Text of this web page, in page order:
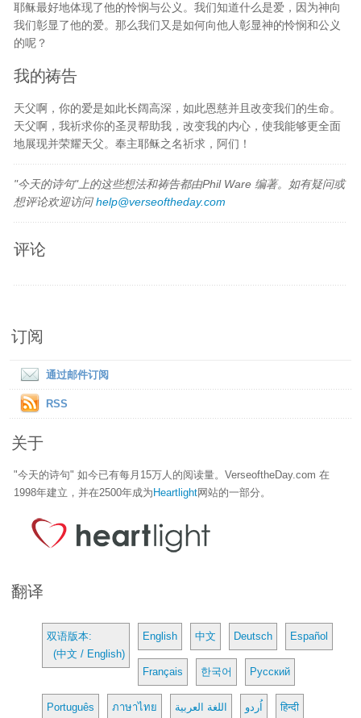
耶稣最好地体现了他的怜悯与公义。我们知道什么是爱，因为神向
我们彰显了他的爱。那么我们又是如何向他人彰显神的怜悯和公义
的呢？
我的祷告
天父啊，你的爱是如此长阔高深，如此恩慈并且改变我们的生命。
天父啊，我祈求你的圣灵帮助我，改变我的内心，使我能够更全面
地展现并荣耀天父。奉主耶稣之名祈求，阿们！
"今天的诗句"上的这些想法和祷告都由Phil Ware 编著。如有疑问或
想评论欢迎访问help@verseoftheday.com
评论
订阅
通过邮件订阅
RSS
关于
"今天的诗句" 如今已有每月15万人的阅读量。VerseoftheDay.com 在
1998年建立，并在2500年成为 Heartlight网站的一部分。
翻译
双语版本:
(中文 / English)
English 中文 Deutsch Español
Français 한국어 Русский
Português ภาษาไทย اللغة العربية اُردو हिन्दी